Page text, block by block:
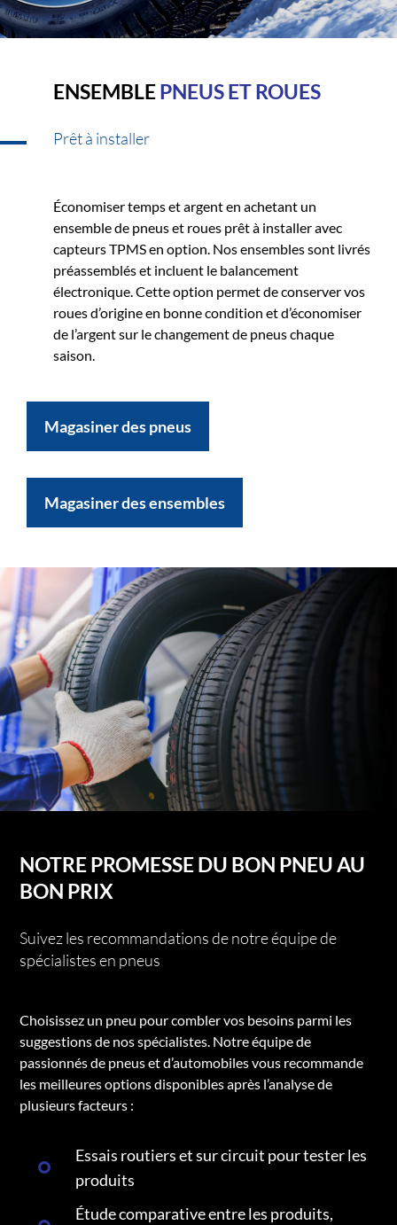
ENSEMBLEPNEUS ET ROUES
Prêt à installer
Économiser temps et argent en achetant un
ensemble de pneus et roues prêt à installer avec
capteurs TPMS en option. Nos ensembles sont livrés
préassemblés et incluent le balancement
électronique. Cette option permet de conserver vos
roues d’origine en bonne condition et d’économiser
de l’argent sur le changement de pneus chaque
saison.
Magasiner des pneus
Magasiner des ensembles
NOTRE PROMESSE DU BON PNEU AU
BON PRIX
Suivez les recommandations de notre équipe de
spécialistes en pneus
Choisissez un pneu pour combler vos besoins parmi les
suggestions de nos spécialistes. Notre équipe de
passionnés de pneus et d’automobiles vous recommande
les meilleures options disponibles après l’analyse de
plusieurs facteurs :
Essais routiers et sur circuit pour tester les
produits
Étude comparative entre les produits,